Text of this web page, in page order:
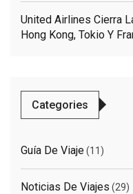
United Airlines Cierra
Hong Kong, Tokio Y
Categories
Guía De Viaje(11)
Noticias De Viajes (29)